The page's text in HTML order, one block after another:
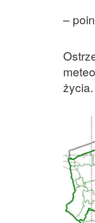
–
życia.